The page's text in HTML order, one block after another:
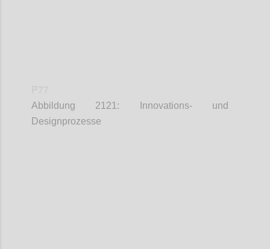
Abbildung 2121: Innovations- und
Designprozesse